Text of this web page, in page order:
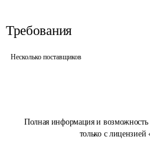
Полная информация и возможность
только с лицензией
Требования
Несколько поставщиков